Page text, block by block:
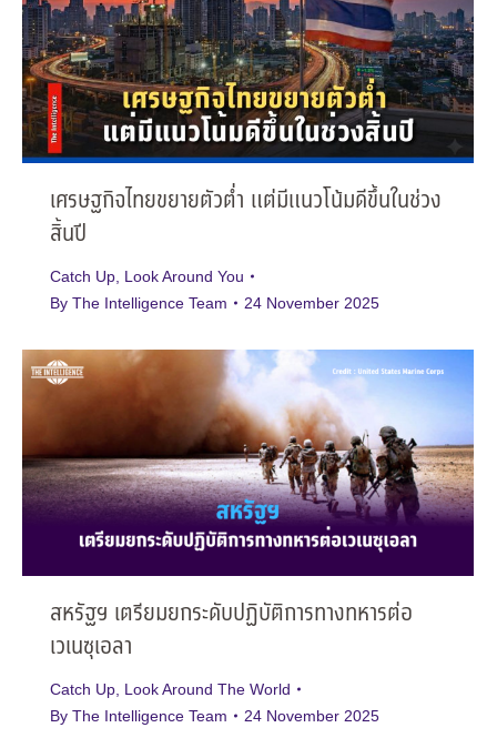
เศรษฐกิจไทยขยายตัวต่ำ แต่มีแนวโน้มดีขึ้นในช่วง
สิ้นปี
Catch Up Look Around You
By The Intelligence Team 24 November 2025
สหรัฐฯ เตรียมยกระดับปฏิบัติการทางทหารต่อ
เวเนซุเอลา
Catch Up Look Around The World
By The Intelligence Team 24 November 2025